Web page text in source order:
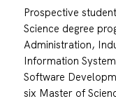
Prospective
Science degree
Administration,
Information
Software
six Master of